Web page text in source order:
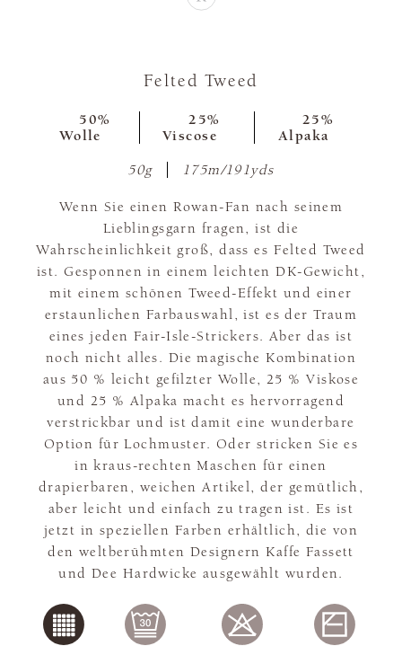
Felted Tweed
50%
Wolle
25%
Viscose
25%
Alpaka
50g 175m/191yds
Wenn Sie einen Rowan-Fan nach seinem
Lieblingsgarn fragen, ist die
Wahrscheinlichkeit groß, dass es Felted Tweed
ist. Gesponnen in einem leichten DK-Gewicht,
mit einem schönen Tweed-Effekt und einer
erstaunlichen Farbauswahl, ist es der Traum
eines jeden Fair-Isle-Strickers. Aber das ist
noch nicht alles. Die magische Kombination
aus 50 % leicht gefilzter Wolle, 25 % Viskose
und 25 % Alpaka macht es hervorragend
verstrickbar und ist damit eine wunderbare
Option für Lochmuster. Oder stricken Sie es
in kraus-rechten Maschen für einen
drapierbaren, weichen Artikel, der gemütlich,
aber leicht und einfach zu tragen ist. Es ist
jetzt in speziellen Farben erhältlich, die von
den weltberühmten Designern Kaffe Fassett
und Dee Hardwicke ausgewählt wurden.